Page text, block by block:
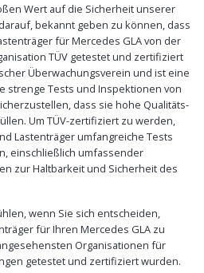
Wert auf die Sicherheit unserer
bekannt geben zu können, dass
für Mercedes GLA von der
TÜV getestet und zertifiziert
Überwachungsverein und ist eine
strenge Tests und Inspektionen von
dass sie hohe Qualitäts-
Um TÜV-zertifiziert zu werden,
Lastenträger umfangreiche Tests
einschließlich umfassender
zur Haltbarkeit und Sicherheit des
wenn Sie sich entscheiden,
für Ihren Mercedes GLA zu
Organisationen für
getestet und zertifiziert wurden.